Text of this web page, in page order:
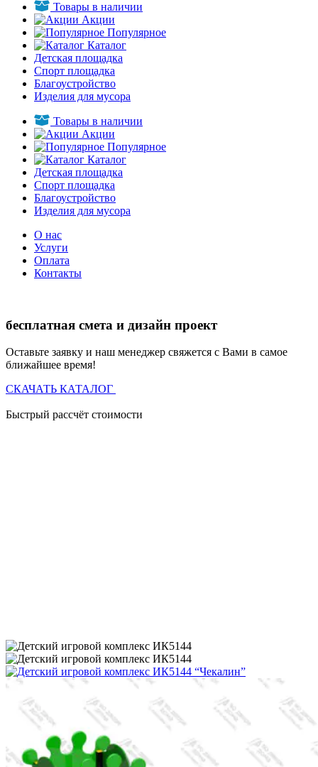
Товары в наличии
Акции
Популярное
Каталог
Детская площадка
Спорт площадка
Благоустройство
Изделия для мусора
Товары в наличии
Акции
Популярное
Каталог
Детская площадка
Спорт площадка
Благоустройство
Изделия для мусора
О нас
Услуги
Оплата
Контакты
бесплатная смета и дизайн проект
Оставьте заявку и наш менеджер свяжется с Вами в самое
ближайшее время!
СКАЧАТЬ КАТАЛОГ
Быстрый рассчёт стоимости